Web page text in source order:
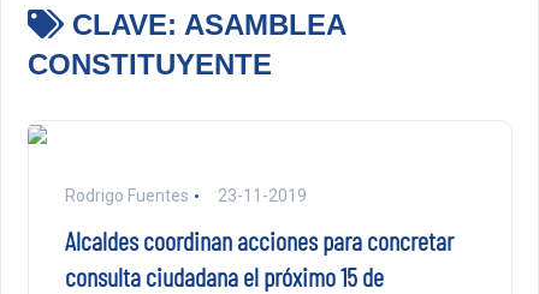
CLAVE: ASAMBLEA
CONSTITUYENTE
Rodrigo Fuentes 23-11-2019
Alcaldes coordinan acciones para concretar
consulta ciudadana el próximo 15 de